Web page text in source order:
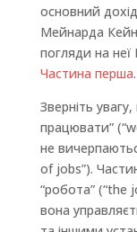
основний
Мейнарда
погляди на
Частина перша.
Зверніть
працювати”
не
of jobs”).
“робота” (“the
вона